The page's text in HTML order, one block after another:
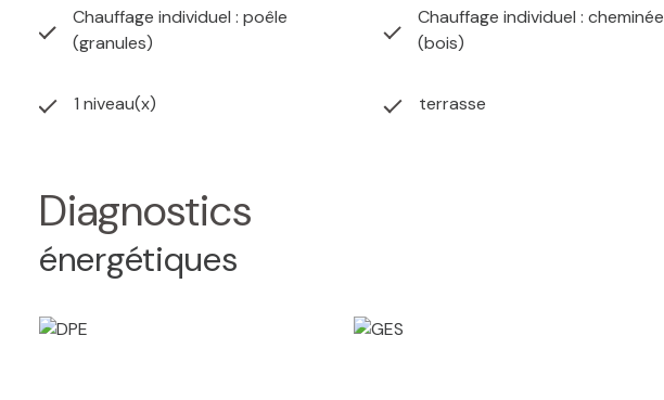
Chauffage individuel : poêle
(granules)
Chauffage individuel : cheminée
(bois)
1 niveau(x) terrasse
Diagnostics
énergétiques